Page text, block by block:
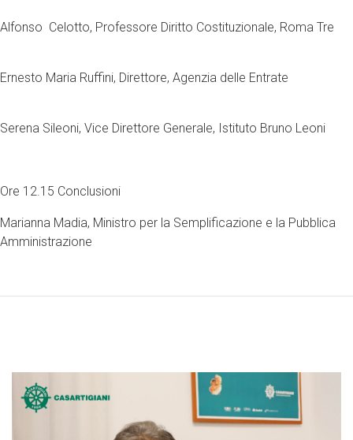
Alfonso Celotto, Professore Diritto Costituzionale, Roma Tre
Ernesto Maria Ruffini, Direttore, Agenzia delle Entrate
Serena Sileoni, Vice Direttore Generale, Istituto Bruno Leoni
Ore 12.15 Conclusioni
Marianna Madia, Ministro per la Semplificazione e la Pubblica
Amministrazione